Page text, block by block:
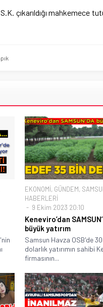
çıkarıldığı mahkemece
EKONOMİ, GÜNDEM,
HABERLERİ
9 Ekim 2023 20:10
Keneviro’dan
büyük yatırım
Samsun Havza OSB'de
dolarlık yatırımın sahibi
firmasının...